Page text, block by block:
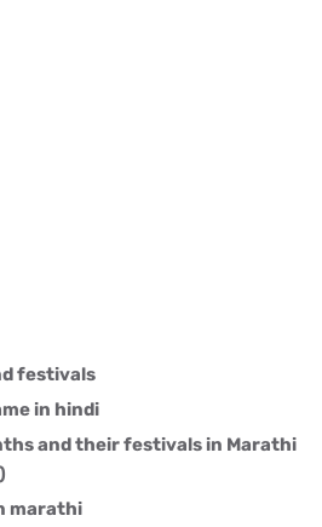
festivals
in hindi
and their festivals in Marathi
)
marathi